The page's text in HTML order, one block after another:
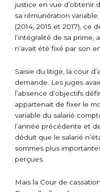
justice en vue d’obtenir
sa rémunération
(2014, 2015 et 2017), ce
l’intégralité de sa prime,
n’avait été fixé par son
Saisie du litige, la cour
demande. Les juges
l’absence d’objectifs
appartenait de fixer le
variable du salarié
l’année précédente et
déduit que le salarié
sommes plus
perçues.
Mais la Cour de